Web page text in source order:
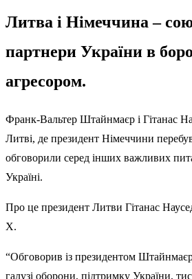
Литва і Німеччина –
партнери України в
агресором.
Франк-Вальтер Штайнмаєр і Гітанас
Литві, де президент Німеччини
обговорили серед інших важливих
Україні.
Про це президент Литви Гітанас
Х.
“Обговорив із президентом
галузі оборони, підтримку України,